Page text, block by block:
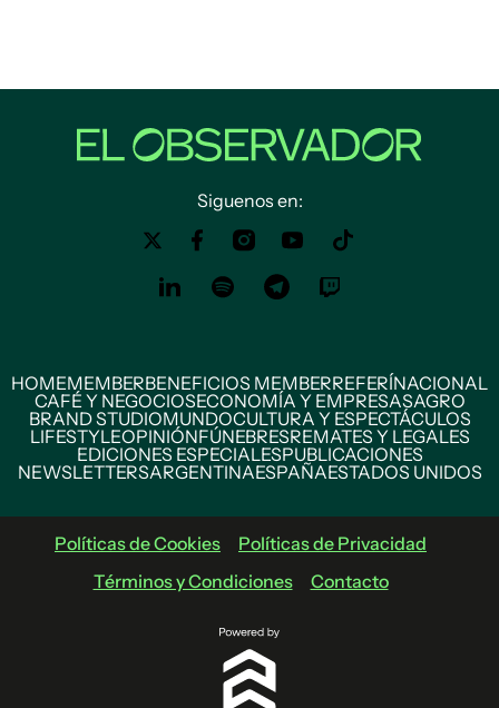
Siguenos en:
HOMEMEMBERBENEFICIOS MEMBERREFERÍNACIONAL
CAFÉ Y NEGOCIOSECONOMÍA Y EMPRESASAGRO
BRAND STUDIOMUNDOCULTURA Y ESPECTÁCULOS
LIFESTYLEOPINIÓNFÚNEBRESREMATES Y LEGALES
EDICIONES ESPECIALESPUBLICACIONES
NEWSLETTERSARGENTINAESPAÑAESTADOS UNIDOS
Políticas de Cookies
Políticas de Privacidad
Términos y Condiciones
Contacto